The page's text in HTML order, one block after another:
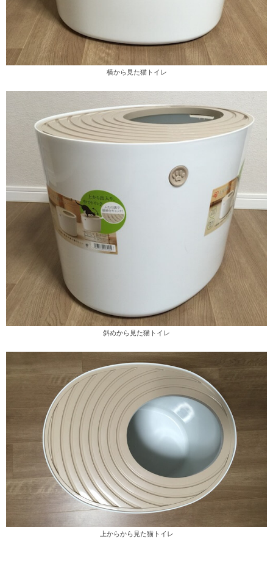
横から見た猫トイレ
斜めから見た猫トイレ
上からから見た猫トイレ